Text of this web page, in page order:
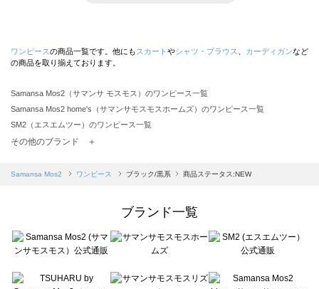
ワンピースの商品一覧です。他にも スカート やシャツ・ブラウス カーディガンなど
の商品を取り揃えております。
Samansa Mos2（サマンサ モスモス）のワンピース一覧
Samansa Mos2 home's（サマンサモスモスホームズ）のワンピース一覧
SM2（エスエムツー）のワンピース一覧
TSUHARU by Samansa Mos2（ツハルバイサマンサモスモス）のワンピース一覧
Samansa Mos2 blue（サマンサモスモス ブルー）のワンピース一覧
sō4ū（ソウフォーユー）のワンピース一覧
Te chichi（テチチ）のワンピース一覧
Te chichi CLASSIC（テチチ クラシック）のワンピース一覧
Lugnoncure（ルノンキュール）のワンピース一覧
その他のブランド ＋
Samansa Mos2 ワンピース ブラック/黒系 商品ステータス:NEW
ブランド一覧